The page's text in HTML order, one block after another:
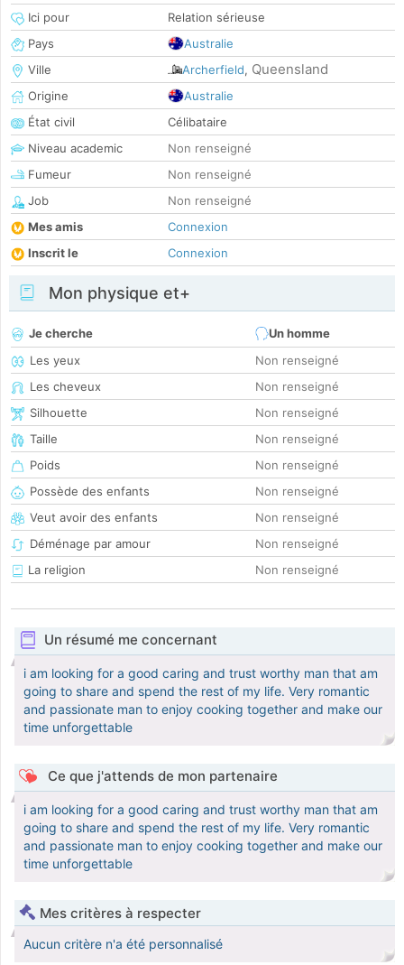
Ici pour
Relation sérieuse
Pays
Australie
Ville
Archerfield, Queensland
Origine
Australie
État civil
Célibataire
Niveau academic
Non renseigné
Fumeur
Non renseigné
Job
Non renseigné
Mes amis
Connexion
Inscrit le
Connexion
Mon physique et+
Je cherche
Un homme
Les yeux
Non renseigné
Les cheveux
Non renseigné
Silhouette
Non renseigné
Taille
Non renseigné
Poids
Non renseigné
Possède des enfants
Non renseigné
Veut avoir des enfants
Non renseigné
Déménage par amour
Non renseigné
La religion
Non renseigné
Un résumé me concernant
i am looking for a good caring and trust worthy man that am
going to share and spend the rest of my life. Very romantic
and passionate man to enjoy cooking together and make our
time unforgettable
Ce que j'attends de mon partenaire
i am looking for a good caring and trust worthy man that am
going to share and spend the rest of my life. Very romantic
and passionate man to enjoy cooking together and make our
time unforgettable
Mes critères à respecter
Aucun critère n'a été personnalisé